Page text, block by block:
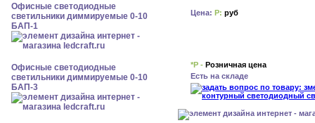
Офисные светодиодные
светильники диммируемые 0-10
БАП-1
Офисные светодиодные
светильники диммируемые 0-10
БАП-3
Цена: Р: руб
*Р - Розничная цена
Есть на складе